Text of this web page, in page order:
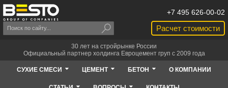
Расчет стоимости
+7 495 626-00-02
30 лет на стройрынке России
Официальный партнер холдинга Евроцемент груп с 2009 года
СУХИЕ СМЕСИ ЦЕМЕНТ БЕТОН О КОМПАНИИ